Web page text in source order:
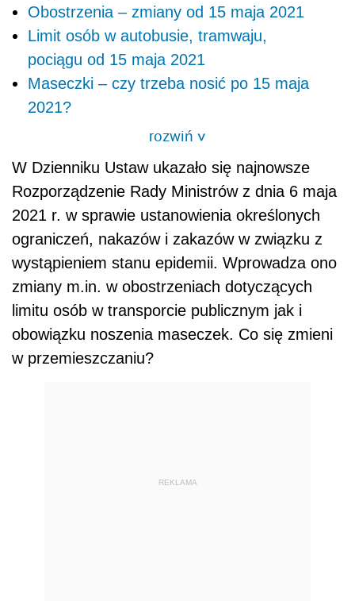
Obostrzenia – zmiany od 15 maja 2021
Limit osób w autobusie, tramwaju,
pociągu od 15 maja 2021
Maseczki – czy trzeba nosić po 15 maja
2021?
rozwiń>
W Dzienniku Ustaw ukazało się najnowsze
Rozporządzenie Rady Ministrów z dnia 6 maja
2021 r. w sprawie ustanowienia określonych
ograniczeń, nakazów i zakazów w związku z
wystąpieniem stanu epidemii. Wprowadza ono
zmiany m.in. w obostrzeniach dotyczących
limitu osób w transporcie publicznym jak i
obowiązku noszenia maseczek. Co się zmieni
w przemieszczaniu?
REKLAMA